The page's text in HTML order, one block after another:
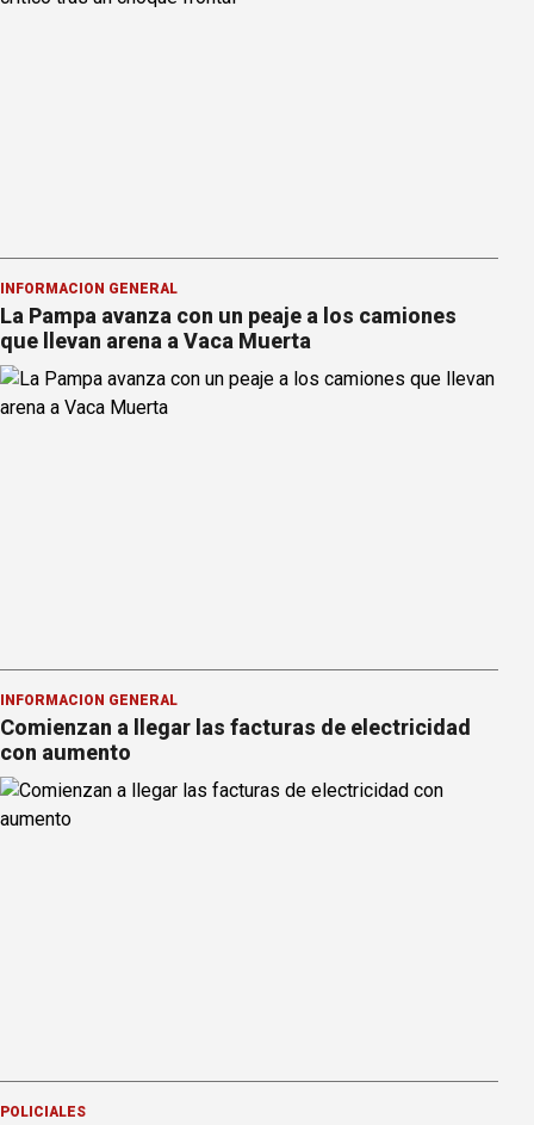
INFORMACION GENERAL
La Pampa avanza con un peaje a los camiones
que llevan arena a Vaca Muerta
INFORMACION GENERAL
Comienzan a llegar las facturas de electricidad
con aumento
POLICIALES